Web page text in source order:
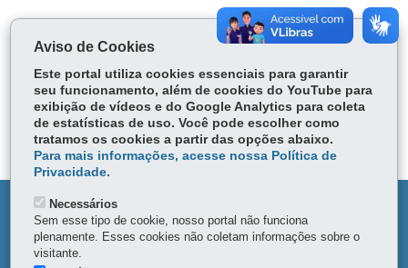
COMPARTILHE:
ce
bo
ok
Tw
itt
er
Voltar Início Imprimir Baixar
DENUNCIE CORRUPÇÃO
Aviso de Cookies
Este portal utiliza cookies essenciais para garantir
seu funcionamento, além de cookies do YouTube para
exibição de vídeos e do Google Analytics para coleta
de estatísticas de uso. Você pode escolher como
tratamos os cookies a partir das opções abaixo.
Para mais informações, acesse nossa Política de
Privacidade.
Necessários
Sem esse tipo de cookie, nosso portal não funciona
plenamente. Esses cookies não coletam informações sobre o
visitante.